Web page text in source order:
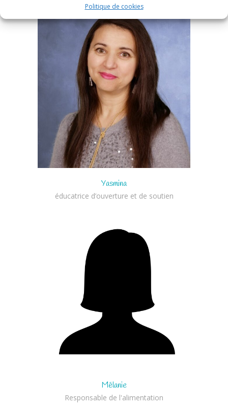
Politique de cookies
Yasmina
éducatrice d’ouverture et de soutien
Mélanie
Responsable de l'alimentation